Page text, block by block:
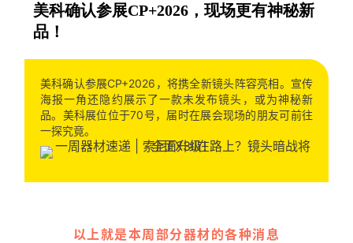
美科确认参展CP+2026，现场更有神秘新
品！
美科确认参展CP+2026，将携全新镜头阵容亮相。宣传
海报一角还隐约展示了一款未发布镜头，或为神秘新
品。美科展位位于70号，届时在展会现场的朋友可前往
一探究竟。
以上就是本周部分器材的各种消息